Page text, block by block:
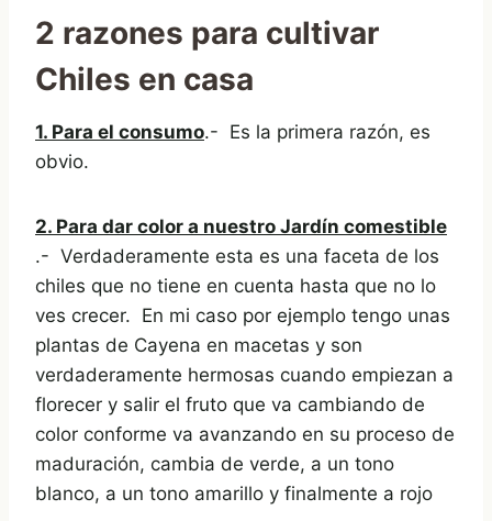
2 razones para cultivar
Chiles en casa
1. Para el consumo.- Es la primera razón, es
obvio.
2. Para dar color a nuestro Jardín comestible
.- Verdaderamente esta es una faceta de los
chiles que no tiene en cuenta hasta que no lo
ves crecer. En mi caso por ejemplo tengo unas
plantas de Cayena en macetas y son
verdaderamente hermosas cuando empiezan a
florecer y salir el fruto que va cambiando de
color conforme va avanzando en su proceso de
maduración, cambia de verde, a un tono
blanco, a un tono amarillo y finalmente a rojo